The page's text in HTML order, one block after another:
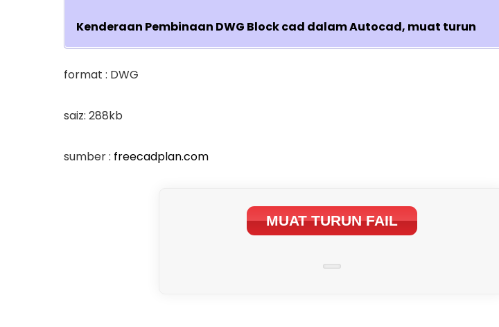
Kenderaan Pembinaan DWG Block cad dalam Autocad, muat turun
format : DWG
saiz: 288kb
sumber : freecadplan.com
MUAT TURUN FAIL